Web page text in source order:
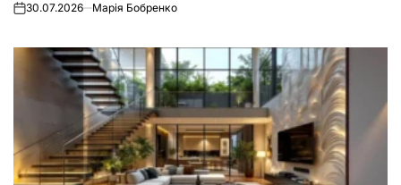
on30.07.2026 Марія Бобренко